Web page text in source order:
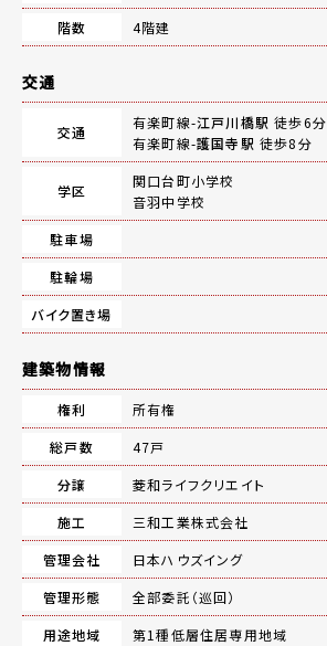
階数
4階建
交通
交通
有楽町線-江戸川橋駅 徒歩6分
有楽町線-護国寺駅 徒歩8分
学区
関口台町小学校
音羽中学校
駐車場
駐輪場
バイク置き場
建築物情報
権利
所有権
総戸数
47戸
分譲
菱和ライフクリエイト
施工
三和工業株式会社
管理会社
日本ハウズイング
管理形態
全部委託（巡回）
用途地域
第1種低層住居専用地域